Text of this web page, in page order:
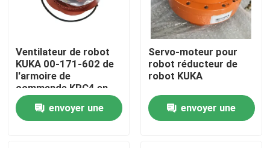
Blog
Demandez un devis
Ventilateur de robot
KUKA 00-171-602 de
l'armoire de
commande KRC4 en
tant qu'accessoires
de robot KUKA et
pièces de robot
envoyer une
Servo-moteur pour
robot réducteur de
robot KUKA
envoyer une